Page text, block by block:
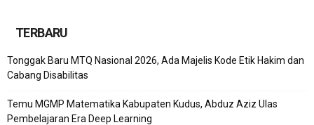
TERBARU
Tonggak Baru MTQ Nasional 2026, Ada Majelis Kode Etik Hakim dan
Cabang Disabilitas
Temu MGMP Matematika Kabupaten Kudus, Abduz Aziz Ulas
Pembelajaran Era Deep Learning